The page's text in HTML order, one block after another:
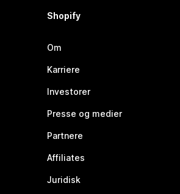
Shopify
Om
Karriere
Investorer
Presse og medier
Partnere
Affiliates
Juridisk